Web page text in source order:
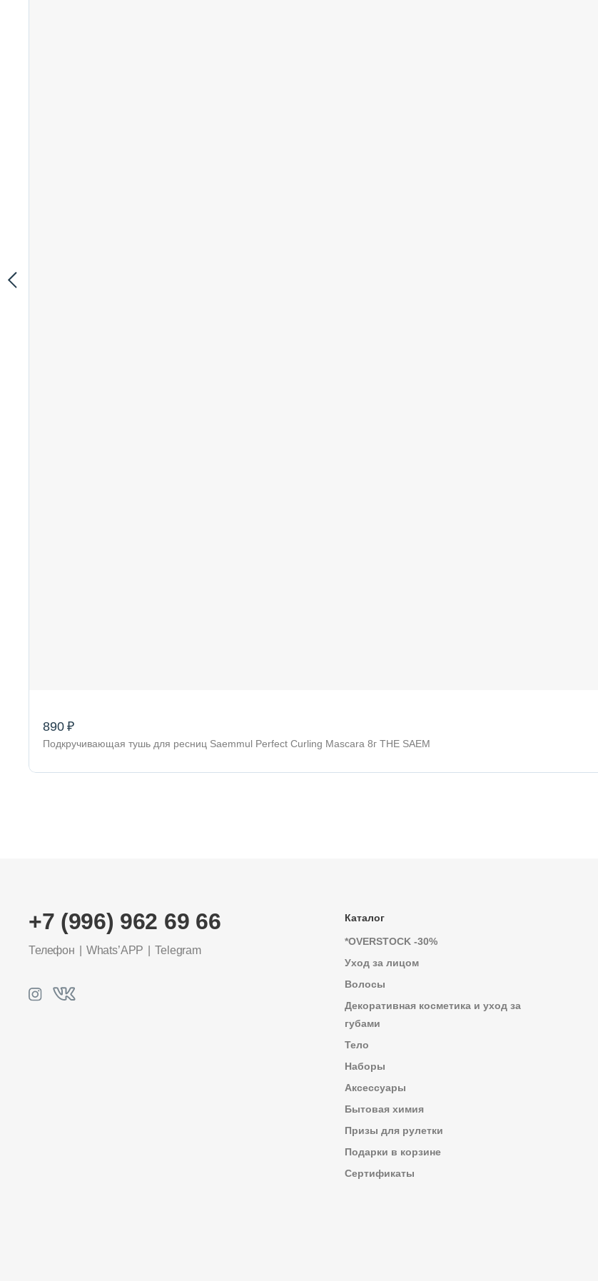
890 ₽
Подкручивающая тушь для ресниц Saemmul Perfect Curling Mascara 8г THE SAEM
+7 (996) 962 69 66
Телефон Whats’APP Telegram
Каталог
*OVERSTOCK -30%
Уход за лицом
Волосы
Декоративная косметика и уход за
губами
Тело
Наборы
Аксессуары
Бытовая химия
Призы для рулетки
Подарки в корзине
Сертификаты